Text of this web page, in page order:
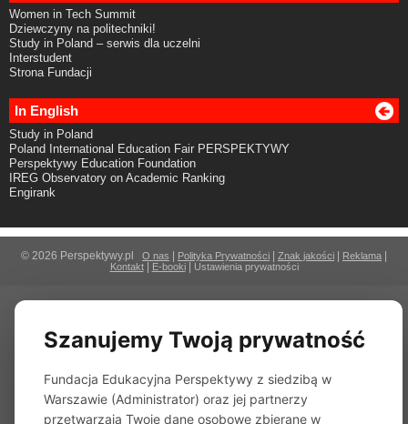
Women in Tech Summit
Dziewczyny na politechniki!
Study in Poland – serwis dla uczelni
Interstudent
Strona Fundacji
In English
Study in Poland
Poland International Education Fair PERSPEKTYWY
Perspektywy Education Foundation
IREG Observatory on Academic Ranking
Engirank
© 2026 Perspektywy.pl O nas Polityka Prywatności Znak jakości Reklama
Kontakt| E-booki| Ustawienia prywatności
Szanujemy Twoją prywatność
Fundacja Edukacyjna Perspektywy z siedzibą w
Warszawie (Administrator) oraz jej partnerzy
przetwarzają Twoje dane osobowe zbierane w